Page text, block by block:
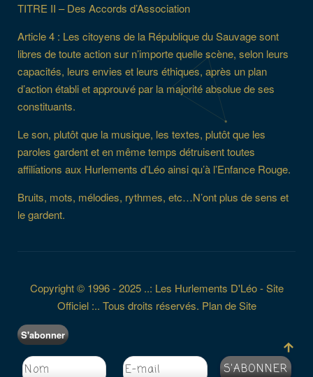
TITRE II – Des Accords d’Association
Article 4 : Les citoyens de la République du Sauvage sont
libres de toute action sur n’importe quelle scène, selon leurs
capacités, leurs envies et leurs éthiques, après un plan
d’action établi et approuvé par la majorité absolue de ses
constituants.
Le son, plutôt que la musique, les textes, plutôt que les
paroles gardent et en même temps détruisent toutes
affiliations aux Hurlements d’Léo ainsi qu’à l’Enfance Rouge.
Bruits, mots, mélodies, rythmes, etc…N’ont plus de sens et
le gardent.
Copyright © 1996 - 2025 ..: Les Hurlements D'Léo - Site
Officiel :.. Tous droits réservés. Plan de Site
S'abonner